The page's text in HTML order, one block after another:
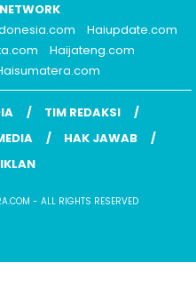
Haiupdate.com
Haijateng.com
TIM REDAKSI
HAK JAWAB
- ALL RIGHTS RESERVED